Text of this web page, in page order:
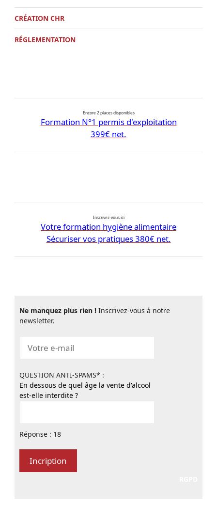
CRÉATION CHR
RÉGLEMENTATION
Encore 2 places disponibles
Formation N°1 permis d'exploitation
399€ net.
Inscrivez-vous ici
Votre formation hygiène alimentaire
Sécuriser vos pratiques 380€ net.
Ne manquez plus rien ! Inscrivez-vous à notre
newsletter.
QUESTION ANTI-SPAMS* :
En dessous de quel âge la vente d'alcool
est-elle interdite ?
Réponse : 18